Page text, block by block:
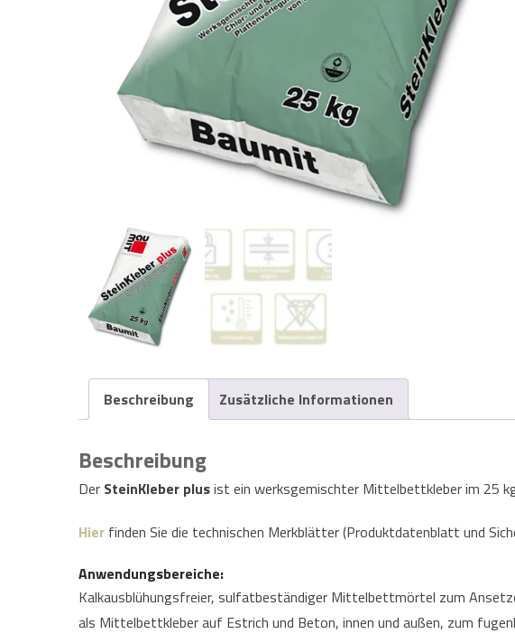
Beschreibung Zusätzliche Informationen
Beschreibung
Der SteinKleber plusist ein werksgemischter Mittelbettkleber im 25
Hier finden Sie die technischen Merkblätter (Produktdatenblatt und
Anwendungsbereiche:
Kalkausblühungsfreier, sulfatbeständiger Mittelbettmörtel zum
als Mittelbettkleber auf Estrich und Beton, innen und außen, zum